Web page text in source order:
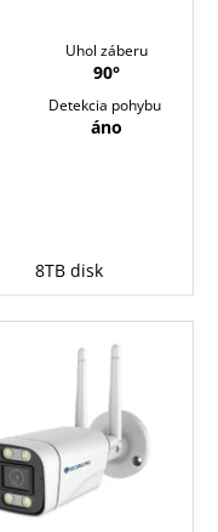
Uhol záberu
90°
Detekcia pohybu
áno
8TB disk